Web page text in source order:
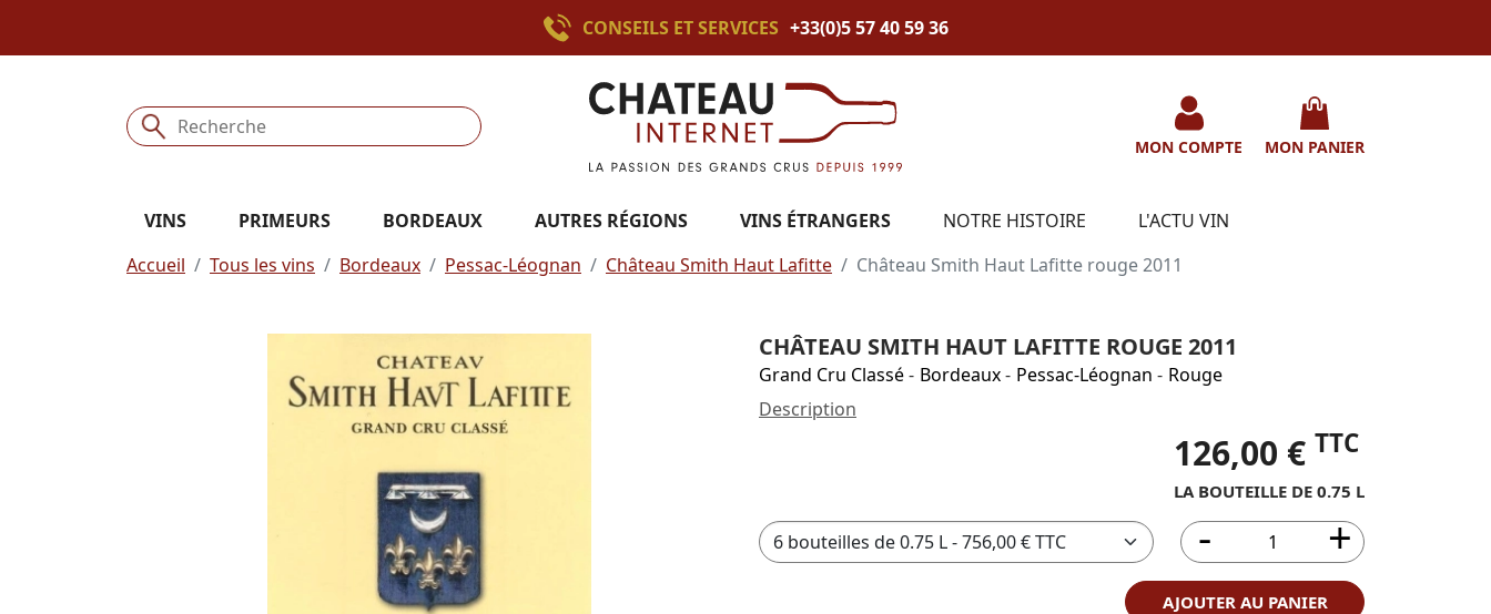
CONSEILS ET SERVICES +33(0)5 57 40 59 36
MON COMPTE MON PANIER
VINS PRIMEURS BORDEAUX AUTRES RÉGIONS VINS ÉTRANGERS NOTRE HISTOIRE
L'ACTU VIN
Accueil
Tous les vins Bordeaux Pessac-Léognan Château Smith Haut Lafitte Château Smith Haut Lafitte rouge 2011
CHÂTEAU SMITH HAUT LAFITTE ROUGE 2011
Grand Cru Classé- Bordeaux- Pessac-Léognan - Rouge
Description
126,00 € TTC
LA BOUTEILLE DE 0.75 L
AJOUTER AU PANIER